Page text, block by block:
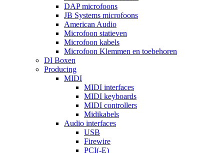
DAP microfoons
JB Systems microfoons
American Audio
Microfoon statieven
Microfoon kabels
Microfoon Klemmen en toebehoren
DI Boxen
Producing
MIDI
MIDI interfaces
MIDI keyboards
MIDI controllers
Midikabels
Audio interfaces
USB
Firewire
PCI(-E)